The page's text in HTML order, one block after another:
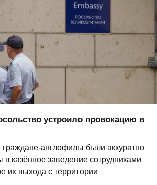
устроило провокацию в
граждане-англофилы были аккуратно
казённое заведение сотрудниками
их выхода с территории